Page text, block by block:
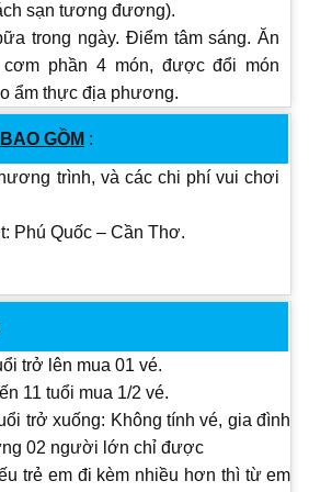
sạn tương đương).
trong ngày. Điểm tâm sáng. Ăn
phần 4 món, được đổi món
ẩm thực địa phương.
GỒM :
trình, và các chi phí vui chơi
Phú Quốc – Cần Thơ.
trở lên mua 01 vé.
11 tuổi mua 1/2 vé.
trở xuống: Không tính vé, gia đình
02 người lớn chỉ được
trẻ em đi kèm nhiều hơn thì từ em